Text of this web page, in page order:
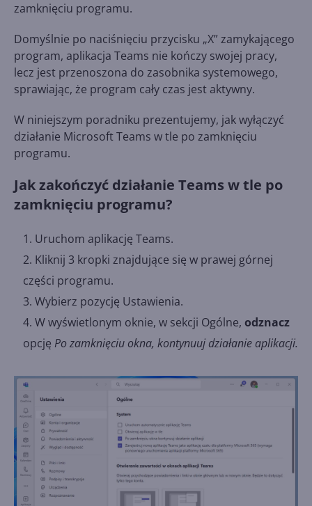
zamknięciu programu.
Domyślnie po naciśnięciu przycisku „X” zamykającego
program, aplikacja Teams nie kończy swojej pracy,
lecz jest przenoszona do zasobnika systemowego,
sprawiając, że program cały czas jest aktywny.
W niniejszym poradniku prezentujemy, jak wyłączyć
działanie Microsoft Teams w tle po zamknięciu
programu.
Jak zakończyć działanie Teams w tle po
zamknięciu programu?
Uruchom aplikację Teams.
Kliknij 3 kropki znajdujące się w prawej górnej
części programu.
Wybierz pozycję Ustawienia.
W wyświetlonym oknie, w sekcji Ogólne, odznacz
opcję Po zamknięciu okna, kontynuuj działanie aplikacji.